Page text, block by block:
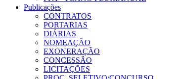
Publicações
CONTRATOS
PORTARIAS
DIÁRIAS
NOMEAÇÃO
EXONERAÇÃO
CONCESSÃO
LICITAÇÕES